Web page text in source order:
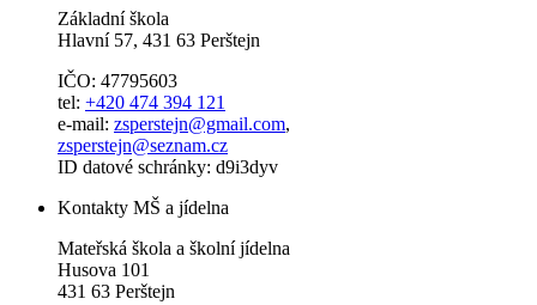
Základní škola
Hlavní 57, 431 63 Perštejn
IČO: 47795603
tel: +420 474 394 121
e-mail: zsperstejn@gmail.com,
zsperstejn@seznam.cz
ID datové schránky: d9i3dyv
Kontakty MŠ a jídelna
Mateřská škola a školní jídelna
Husova 101
431 63 Perštejn